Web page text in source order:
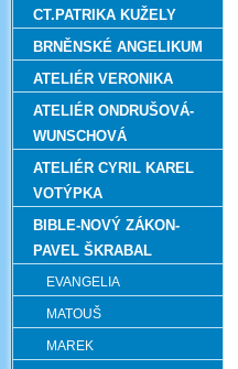
CT.PATRIKA KUŽELY
BRNĚNSKÉ ANGELIKUM
ATELIÉR VERONIKA
ATELIÉR ONDRUŠOVÁ-
WUNSCHOVÁ
ATELIÉR CYRIL KAREL
VOTÝPKA
BIBLE-NOVÝ ZÁKON-
PAVEL ŠKRABAL
EVANGELIA
MATOUŠ
MAREK